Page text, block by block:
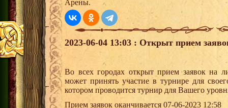
Арены.
2023-06-04 13:03 : Открыт прием
Во всех городах открыт прием заявок на
может принять участие в турнире для
котором проводится турнир для Вашего
Прием заявок оканчивается 07-06-2023 12:58